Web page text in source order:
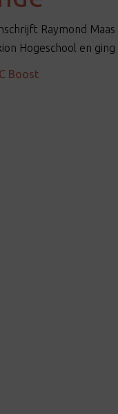
Raymond
Hogeschool en
Boost